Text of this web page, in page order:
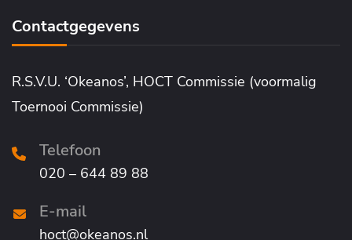
Contactgegevens
R.S.V.U. ‘Okeanos’, HOCT Commissie (voormalig
Toernooi Commissie)
Telefoon
020 – 644 89 88
E-mail
hoct@okeanos.nl